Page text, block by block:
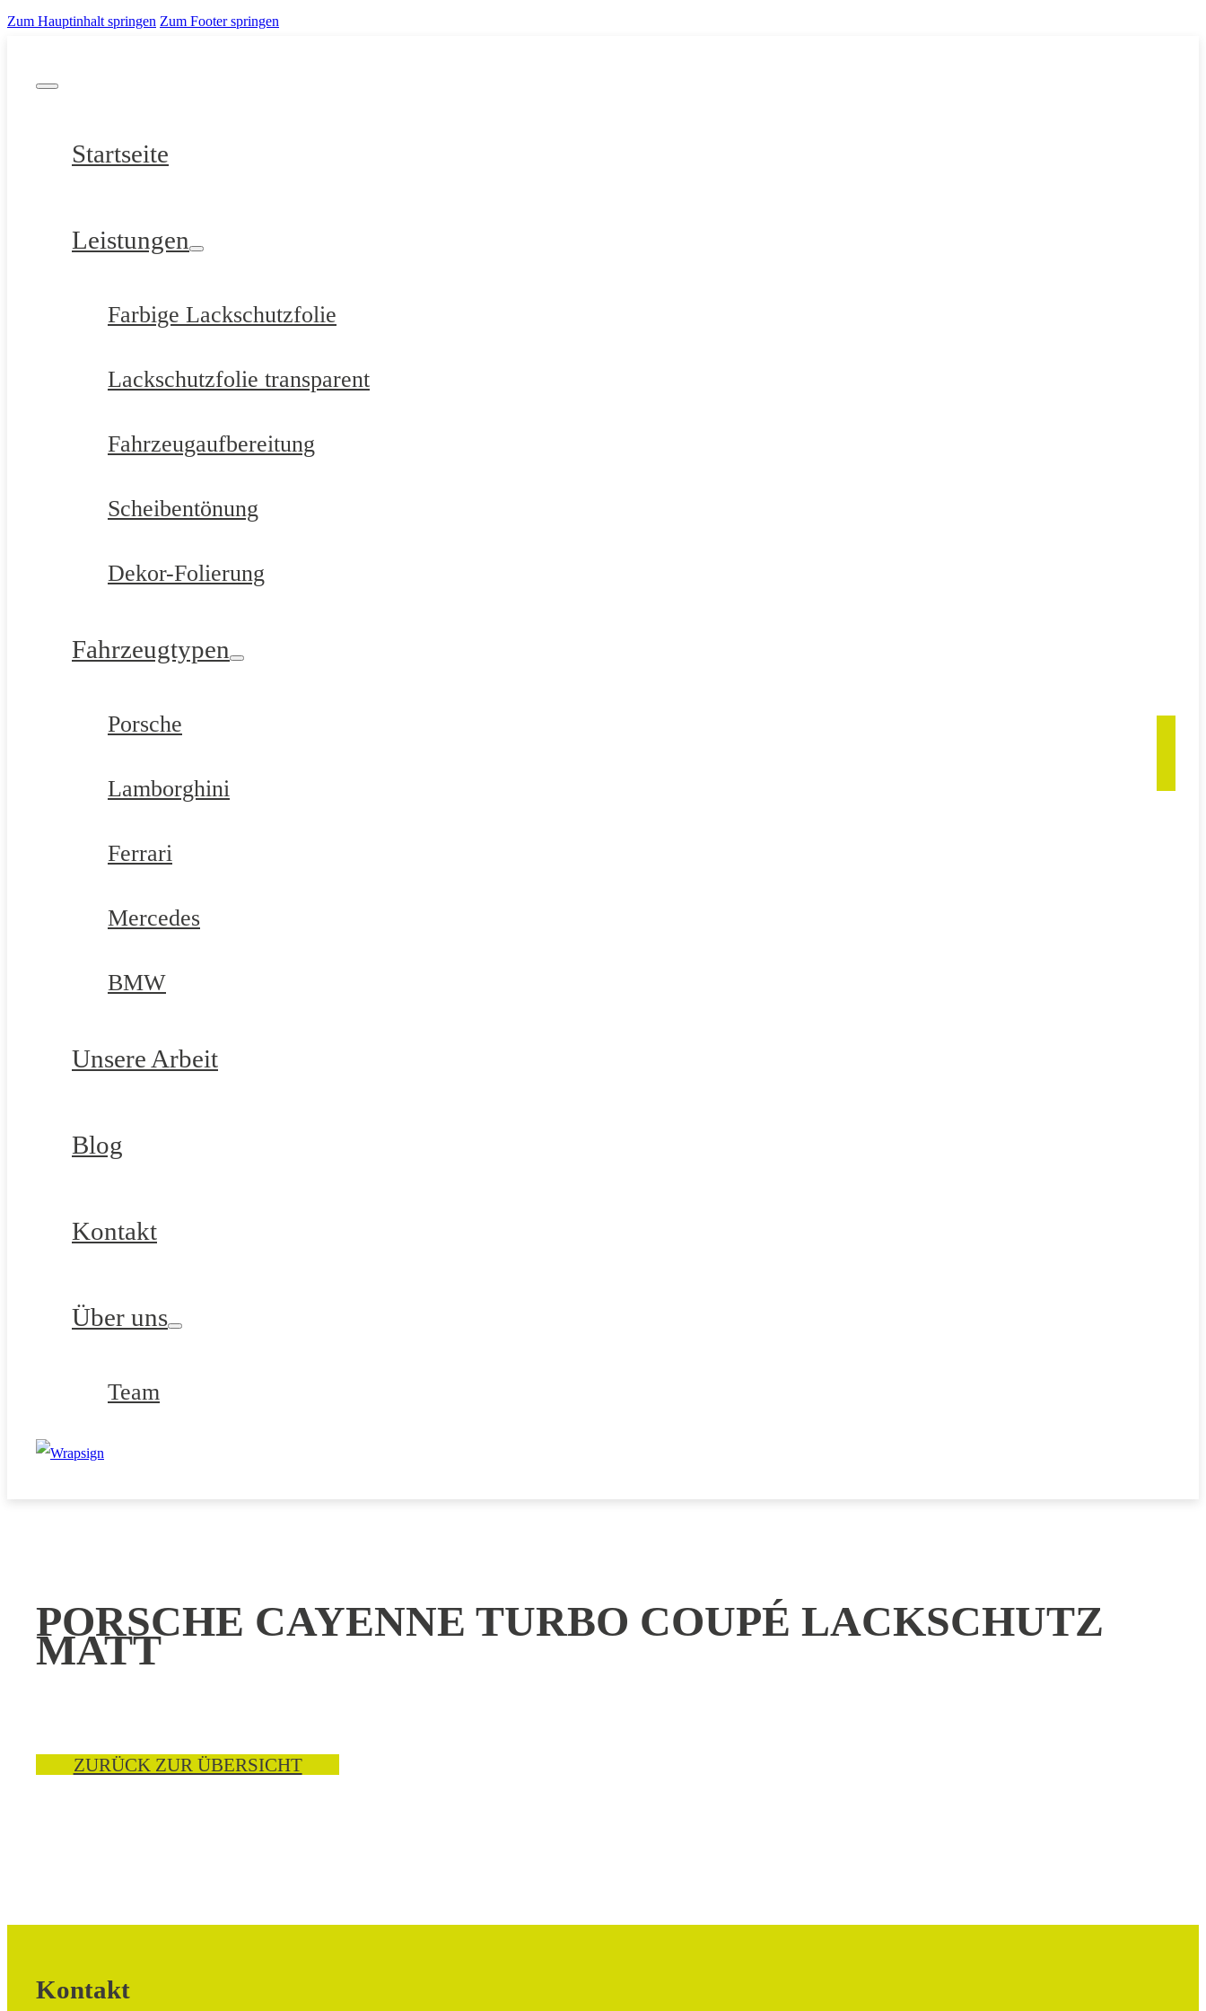
Zum Hauptinhalt springen Zum Footer springen
Startseite
Leistungen
Farbige Lackschutzfolie
Lackschutzfolie transparent
Fahrzeugaufbereitung
Scheibentönung
Dekor-Folierung
Fahrzeugtypen
Porsche
Lamborghini
Ferrari
Mercedes
BMW
Unsere Arbeit
Blog
Kontakt
Über uns
Team
PORSCHE CAYENNE TURBO COUPÉ LACKSCHUTZ
MATT
ZURÜCK ZUR ÜBERSICHT
Kontakt